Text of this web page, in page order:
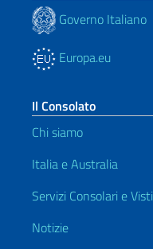
Governo Italiano
Europa.eu
Il Consolato
Chi siamo
Italia e Australia
Servizi Consolari e Visti
Notizie